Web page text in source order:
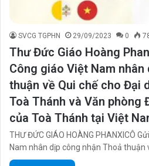
SVCG TGPHN 29/09/2023 0
Thư Đức Giáo Hoàng
Công giáo Việt Nam
thuận về Qui chế cho Đại
Toà Thánh và Văn phòng
của Toà Thánh tại Việt
THƯ ĐỨC GIÁO HOÀNG PHANXICÔ
Nam nhân dịp công nhận Thoả thuận